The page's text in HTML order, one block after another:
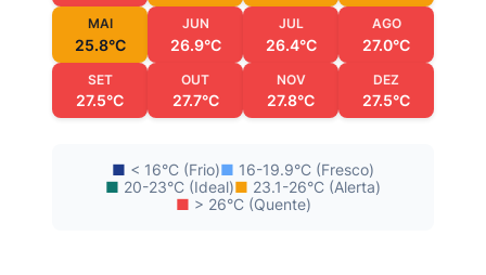
MAI
25.8°C
JUN
26.9°C
JUL
26.4°C
AGO
27.0°C
SET
27.5°C
OUT
27.7°C
NOV
27.8°C
DEZ
27.5°C
■ < 16°C (Frio)■ 16-19.9°C (Fresco)
■ 20-23°C (Ideal)■ 23.1-26°C (Alerta)
■ > 26°C (Quente)